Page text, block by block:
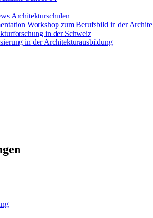
Architekturschulen
Workshop zum Berufsbild in der
in der Schweiz
in der Architekturausbildung